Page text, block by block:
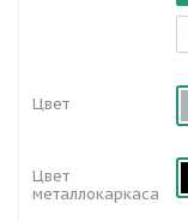
Цвет
Цвет
металлокаркаса